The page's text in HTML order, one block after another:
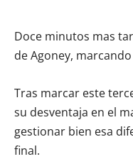
Doce minutos mas
de Agoney, marcando
Tras marcar este
su desventaja en el
gestionar bien esa
final.